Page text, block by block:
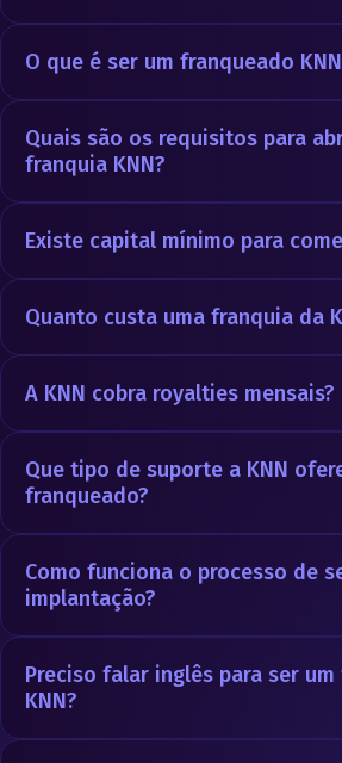
O que é ser um franqueado
Quais são os requisitos para
franquia KNN?
Existe capital mínimo para
Quanto custa uma franquia da
A KNN cobra royalties mensais?
Que tipo de suporte a KNN
franqueado?
Como funciona o processo de
implantação?
Preciso falar inglês para ser
KNN?